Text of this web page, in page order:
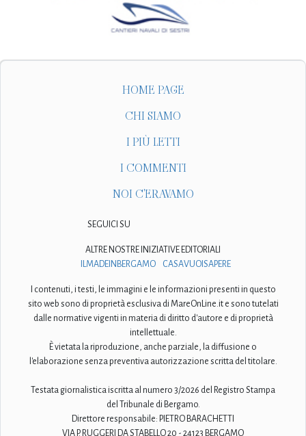
HOME PAGE
CHI SIAMO
I PIÙ LETTI
I COMMENTI
NOI C'ERAVAMO
SEGUICI SU
ALTRE NOSTRE INIZIATIVE EDITORIALI
ILMADEINBERGAMO
CASAVUOISAPERE
I contenuti, i testi, le immagini e le informazioni presenti in questo
sito web sono di proprietà esclusiva di MareOnLine.it e sono tutelati
dalle normative vigenti in materia di diritto d'autore e di proprietà
intellettuale.
È vietata la riproduzione, anche parziale, la diffusione o
l'elaborazione senza preventiva autorizzazione scritta del titolare.
Testata giornalistica iscritta al numero 3/2026 del Registro Stampa
del Tribunale di Bergamo.
Direttore responsabile: PIETRO BARACHETTI
VIA P. RUGGERI DA STABELLO 20 - 24123 BERGAMO